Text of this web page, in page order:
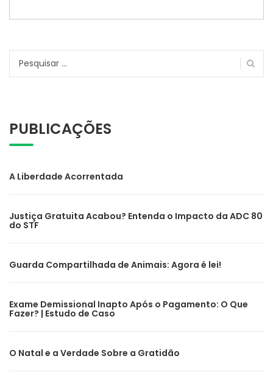
Pesquisar
PUBLICAÇÕES
A Liberdade Acorrentada
Justiça Gratuita Acabou? Entenda o Impacto da ADC 80
do STF
Guarda Compartilhada de Animais: Agora é lei!
Exame Demissional Inapto Após o Pagamento: O Que
Fazer? | Estudo de Caso
O Natal e a Verdade Sobre a Gratidão